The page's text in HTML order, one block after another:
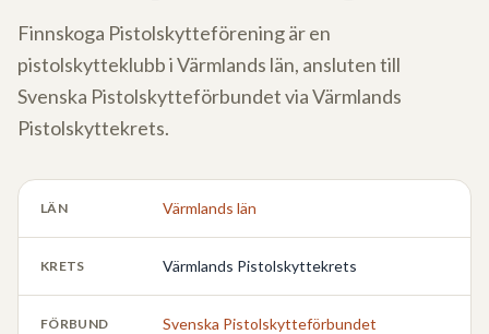
Finnskoga Pistolskytteföreningär en
pistolskytteklubb iVärmlands län, ansluten till
Svenska Pistolskytteförbundet viaVärmlands
Pistolskyttekrets.
LÄN Värmlands län
KRETS Värmlands Pistolskyttekrets
FÖRBUND Svenska Pistolskytteförbundet